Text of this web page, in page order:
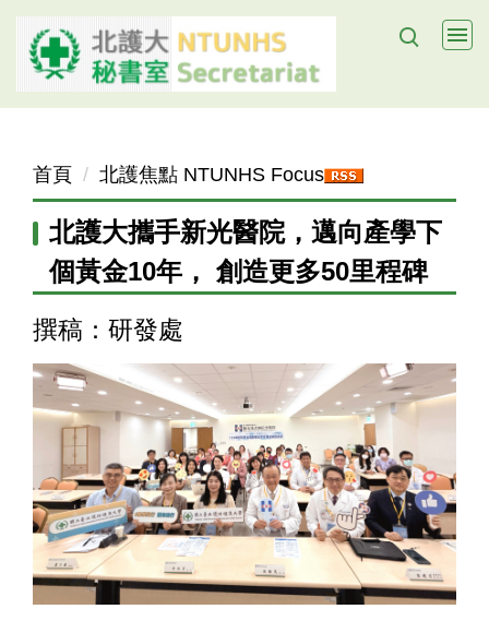
跳
到
要
首頁 北護焦點 NTUNHS Focus
北護大攜手新光醫院，邁向產學下
個黃金10年， 創造更多50里程碑
撰稿：研發處